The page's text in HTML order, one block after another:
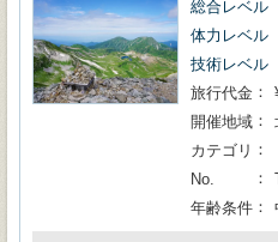
総合レベル
体力レベル
技術レベル
旅行代金
開催地域
カテゴリ
No.
年齢条件